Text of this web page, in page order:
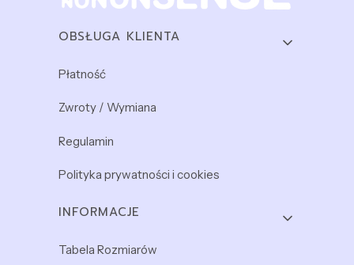
Linki w stopce
OBSŁUGA KLIENTA
Płatność
Zwroty / Wymiana
Regulamin
Polityka prywatności i cookies
INFORMACJE
Tabela Rozmiarów